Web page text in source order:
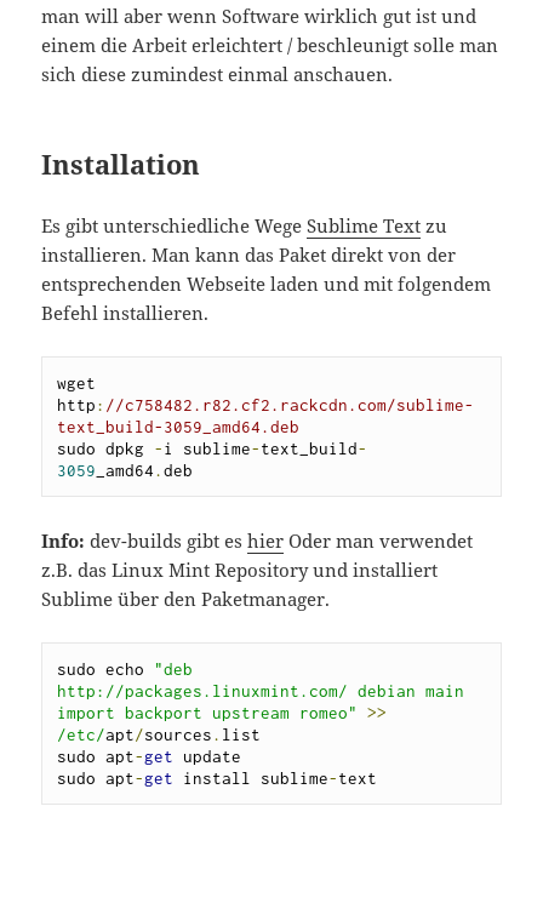
man will aber wenn Software wirklich gut ist und
einem die Arbeit erleichtert / beschleunigt solle man
sich diese zumindest einmal anschauen.
Installation
Es gibt unterschiedliche WegeSublime Text zu
installieren. Man kann das Paket direkt von der
entsprechenden Webseite laden und mit folgendem
Befehl installieren.
wget
http: //c758482.r82.cf2.rackcdn.com/sublime-
text_build-3059_amd64.deb
sudo dpkg -i sublime-text_build-
3059 _amd64 .deb
Info: dev-builds gibt eshier Oder man verwendet
z.B. das Linux Mint Repository und installiert
Sublime über den Paketmanager.
sudo echo "deb
http://packages.linuxmint.com/ debian main
import backport upstream romeo"
>>
/etc/apt/sources . list
sudo apt-get update
sudo apt-get install sublime-text